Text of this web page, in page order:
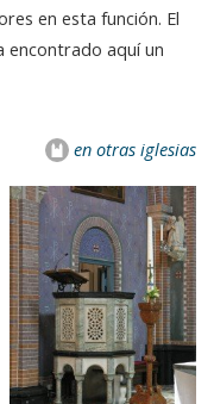
en esta función. El
encontrado aquí un
en otras iglesias